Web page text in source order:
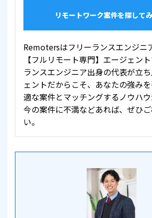
リモートワーク案件を探して
Remotersはフリーランスエンジニ
【フルリモート専門】エージェン
ランスエンジニア出身の代表が立
ェントだからこそ、あなたの強み
適な案件とマッチングするノウハウ
今の案件に不満などあれば、ぜひ
い。